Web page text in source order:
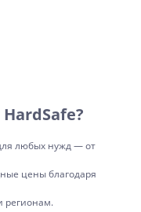
любых нужд — от
цены благодаря
регионам.